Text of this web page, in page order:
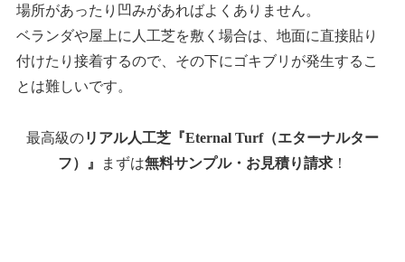
場所があったり凹みがあればよくありません。
ベランダや屋上に人工芝を敷く場合は、地面に直接貼り
付けたり接着するので、その下にゴキブリが発生するこ
とは難しいです。
最高級のリアル人工芝『Eternal Turf（エターナルター
フ）』
まずは無料サンプル・お見積り請求 ！